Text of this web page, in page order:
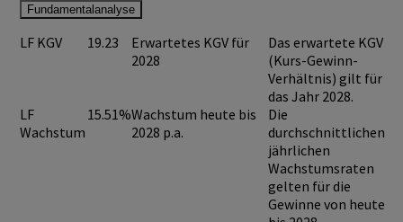
Fundamentalanalyse
LF KGV 19.23
Erwartetes KGV für
2028
Das erwartete KGV
(Kurs-Gewinn-
Verhältnis) gilt für
das Jahr 2028.
LF
Wachstum
15.51%Wachstum heute bis
2028 p.a.
Die
durchschnittlichen
jährlichen
Wachstumsraten
gelten für die
Gewinne von heute